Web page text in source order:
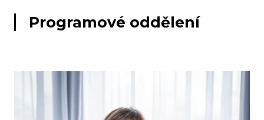
Programové oddělení